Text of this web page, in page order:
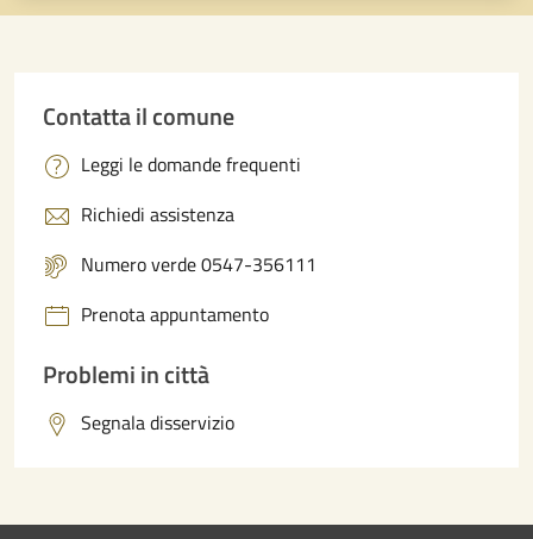
Contatta il comune
Leggi le domande frequenti
Richiedi assistenza
Numero verde 0547-356111
Prenota appuntamento
Problemi in città
Segnala disservizio